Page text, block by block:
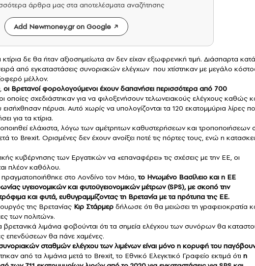
άρθρα μας στα αποτελέσματα αναζήτησης
Add Newmoney.gr on Google
κτίρια δε θα ήταν αξιοσημείωτα αν δεν είχαν εξωφρενική τιμή. Διάσπαρτα κατά
από εγκαταστάσεις συνοριακών ελέγχων που χτίστηκαν με μεγάλο
μέλλον.
, οι Βρετανοί φορολογούμενοι έχουν δαπανήσει περισσότερα από 700
οποίες σχεδιάστηκαν για να φιλοξενήσουν τελωνειακούς ελέγχους καθώς
πέρυσι. Αυτό χωρίς να υπολογίζονται τα 120 εκατομμύρια λίρες
για τα κτίρια.
ελάχιστα, λόγω των αμέτρητων καθυστερήσεων και τροποποιήσεων
το Brexit. Ορισμένες δεν έχουν ανοίξει ποτέ τις πόρτες τους, ενώ η
κυβέρνησης των Εργατικών να «επαναφέρει» τις σχέσεις με την ΕΕ, οι
πλέον καθόλου.
στο Λονδίνο τον Μάιο,το Ηνωμένο Βασίλειο και η ΕΕ
υγειονομικών και φυτοϋγειονομικών μέτρων (SPS), με σκοπό την
και φυτά, ευθυγραμμίζοντας τη Βρετανία με τα πρότυπα της ΕΕ.
της Βρετανίας Κιρ Στάρμερ δήλωσε ότι θα μειώσει τη γραφειοκρατία
των πολιτών».
λιμάνια φοβούνται ότι τα σημεία ελέγχου των συνόρων θα
επενδύσεων θα πάνε χαμένες.
σταθμών ελέγχου των λιμένων είναι μόνο η κορυφή του
από τα λιμάνια μετά το Brexit, το Εθνικό Ελεγκτικό Γραφείο εκτιμά ότι η